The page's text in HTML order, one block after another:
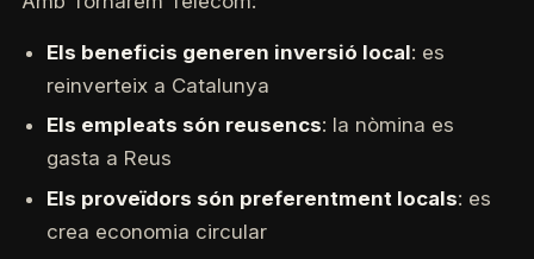
Els beneficis generen inversió local: es
reinverteix a Catalunya
Els empleats són reusencs: la nòmina es
gasta a Reus
Els proveïdors són preferentment locals: es
crea economia circular